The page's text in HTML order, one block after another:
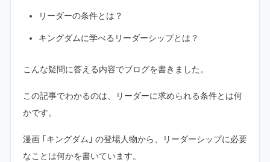
リーダーの条件とは？
キングダムに学べるリーダーシップとは？
こんな疑問に答える内容でブログを書きました。
この記事でわかるのは、リーダーに求められる条件とは何
かです。
漫画 ｢キングダム｣ の登場人物から、リーダーシップに必要
なことは何かを書いています。